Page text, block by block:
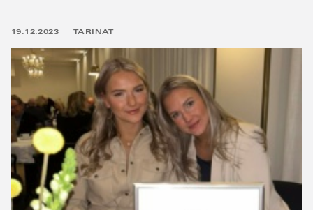
19.12.2023 TARINAT